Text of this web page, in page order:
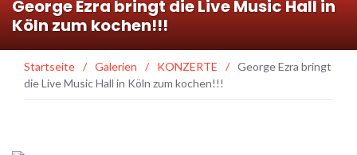
George Ezra bringt die Live Music Hall in
Köln zum kochen!!!
Startseite / Galerien / KONZERTE / George Ezra bringt
die Live Music Hall in Köln zum kochen!!!